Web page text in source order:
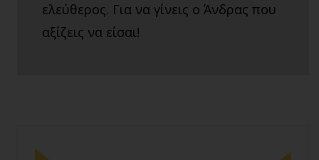
ελεύθερος. Για να γίνεις ο Άνδρας που
αξίζεις να είσαι!